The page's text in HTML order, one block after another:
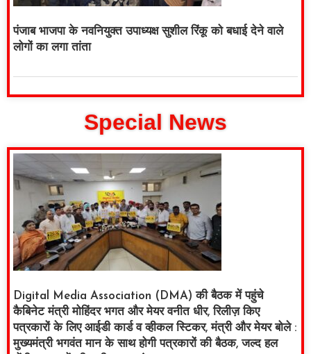
पंजाब भाजपा के नवनियुक्त उपाध्यक्ष सुशील रिंकू को बधाई देने वाले
लोगों का लगा तांता
Special News
Digital Media Association (DMA) की बैठक में पहुंचे
कैबिनेट मंत्री मोहिंदर भगत और मेयर वनीत धीर, रिलीज़ किए
पत्रकारों के लिए आईडी कार्ड व व्हीकल स्टिकर, मंत्री और मेयर बोले :
मुख्यमंत्री भगवंत मान के साथ होगी पत्रकारों की बैठक, जल्द हल